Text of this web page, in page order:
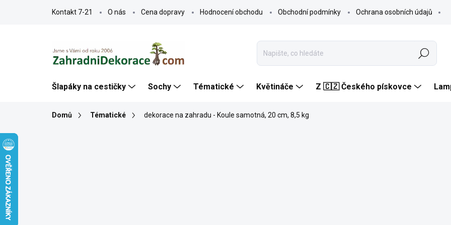
Kontakt 7-21 O nás Cena dopravy Hodnocení obchodu Obchodní podmínky Ochrana osobních údajů
Hledat
Šlapáky na cestičky Sochy Tématické Květináče Z 🇨🇿 Českého pískovce
Domů Tématické dekorace na zahradu - Koule samotná, 20 cm, 8,5 kg